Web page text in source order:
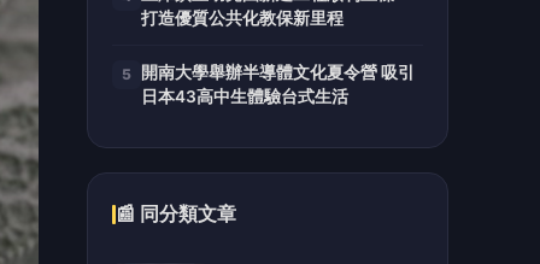
打造優質公共化教保新里程
5
開南大學舉辦半導體文化夏令營 吸引
日本43高中生體驗台式生活
📰 同分類文章